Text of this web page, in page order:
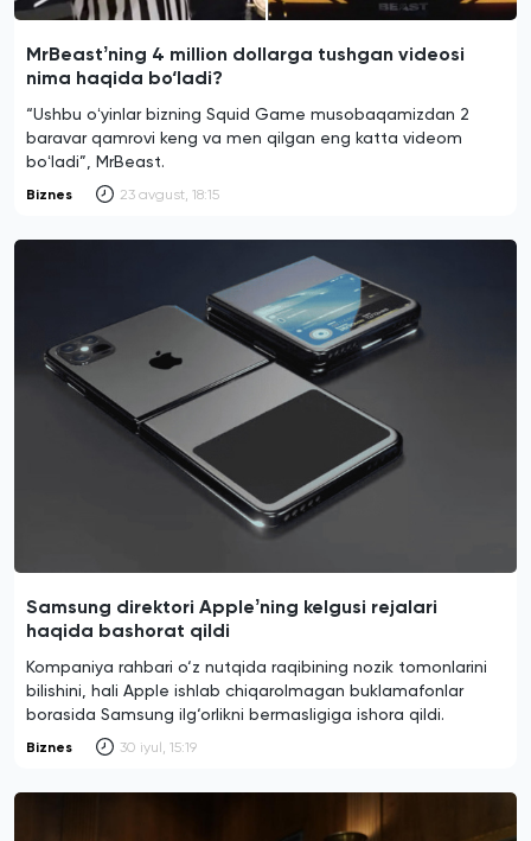
MrBeastʼning 4 million dollarga tushgan videosi
nima haqida bo‘ladi?
“Ushbu oʻyinlar bizning Squid Game musobaqamizdan 2
baravar qamrovi keng va men qilgan eng katta videom
boʻladi”, MrBeast.
Biznes 23 avgust, 18:15
Samsung direktori Appleʼning kelgusi rejalari
haqida bashorat qildi
Kompaniya rahbari o‘z nutqida raqibining nozik tomonlarini
bilishini, hali Apple ishlab chiqarolmagan buklamafonlar
borasida Samsung ilg‘orlikni bermasligiga ishora qildi.
Biznes 30 iyul, 15:19